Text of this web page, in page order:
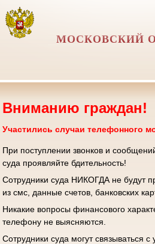
МОСКОВСКИЙ
Вниманию граждан!
Участились случаи телефонного
При поступлении звонков и
суда проявляйте бдительность!
Сотрудники суда НИКОГДА не будут
из смс, данные счетов, банковских
Никакие вопросы финансового
телефону не выясняются.
Сотрудники суда могут связываться